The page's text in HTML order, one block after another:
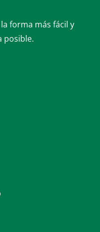
forma más fácil y
posible.